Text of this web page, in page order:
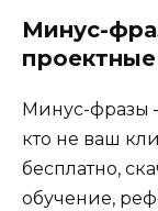
Минус-
проектные
Минус-фразы
кто не ваш
бесплатно,
обучение,